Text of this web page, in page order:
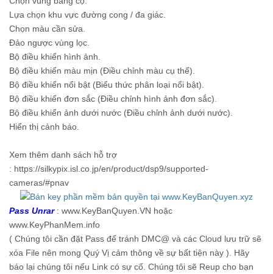
Lựa chọn khu vực đường cong / đa giác.
Chọn màu cần sửa.
Đảo ngược vùng lọc.
Bộ điều khiển hình ảnh.
Bộ điều khiển màu mịn (Điều chỉnh màu cụ thể).
Bộ điều khiển nổi bật (Biểu thức phân loại nổi bật).
Bộ điều khiển đơn sắc (Điều chỉnh hình ảnh đơn sắc).
Bộ điều khiển ảnh dưới nước (Điều chỉnh ảnh dưới nước).
Hiển thị cảnh báo.
Xem thêm danh sách hỗ trợ
: https://silkypix.isl.co.jp/en/product/dsp9/supported-
cameras/#pnav
Pass Unrar: www.KeyBanQuyen.VN hoặc
www.KeyPhanMem.info
( Chúng tôi cần đặt Pass để tránh DMC@ và các Cloud lưu trữ sẽ
xóa File nên mong Quý Vị cảm thông về sự bất tiện này ). Hãy
báo lại chúng tôi nếu Link có sự cố. Chúng tôi sẽ Reup cho bạn